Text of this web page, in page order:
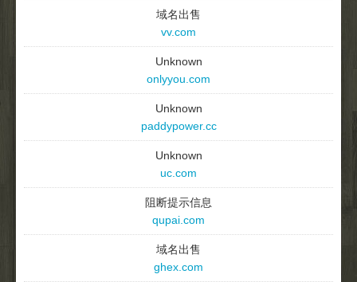
域名出售
vv.com
Unknown
onlyyou.com
Unknown
paddypower.cc
Unknown
uc.com
阻断提示信息
qupai.com
域名出售
ghex.com